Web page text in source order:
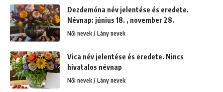
Dezdemóna név jelentése és eredete.
Névnap: június 18. , november 28.
Női nevek / Lány nevek
Vica név jelentése és eredete. Nincs
hivatalos névnap
Női nevek / Lány nevek